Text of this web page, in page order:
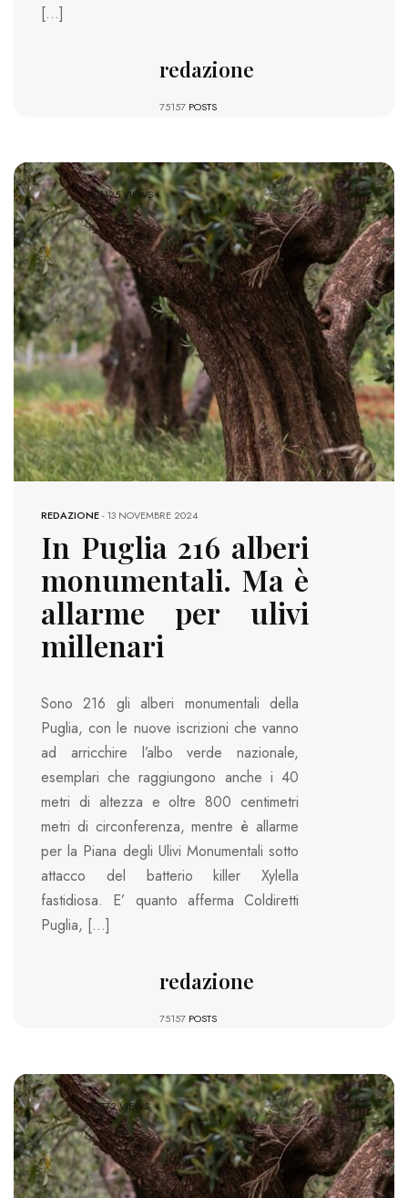
[…]
redazione
75157 POSTS
1125 VIEWS
REDAZIONE-13 NOVEMBRE 2024
In Puglia 216 alberi
monumentali. Ma è
allarme per ulivi
millenari
Sono 216 gli alberi monumentali della
Puglia, con le nuove iscrizioni che vanno
ad arricchire l’albo verde nazionale,
esemplari che raggiungono anche i 40
metri di altezza e oltre 800 centimetri
metri di circonferenza, mentre è allarme
per la Piana degli Ulivi Monumentali sotto
attacco del batterio killer Xylella
fastidiosa. E’ quanto afferma Coldiretti
Puglia, […]
redazione
75157 POSTS
772 VIEWS